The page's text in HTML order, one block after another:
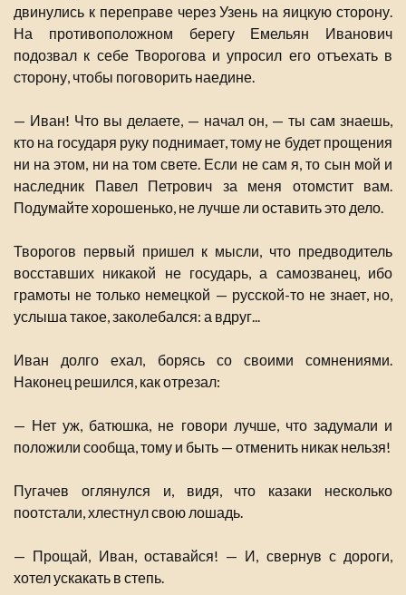
двинулись к переправе через Узень на яицкую сторону.
На противоположном берегу Емельян Иванович
подозвал к себе Творогова и упросил его отъехать в
сторону, чтобы поговорить наедине.
— Иван! Что вы делаете, — начал он, — ты сам знаешь,
кто на государя руку поднимает, тому не будет прощения
ни на этом, ни на том свете. Если не сам я, то сын мой и
наследник Павел Петрович за меня отомстит вам.
Подумайте хорошенько, не лучше ли оставить это дело.
Творогов первый пришел к мысли, что предводитель
восставших никакой не государь, а самозванец, ибо
грамоты не только немецкой — русской-то не знает, но,
услыша такое, заколебался: а вдруг...
Иван долго ехал, борясь со своими сомнениями.
Наконец решился, как отрезал:
— Нет уж, батюшка, не говори лучше, что задумали и
положили сообща, тому и быть — отменить никак нельзя!
Пугачев оглянулся и, видя, что казаки несколько
поотстали, хлестнул свою лошадь.
— Прощай, Иван, оставайся! — И, свернув с дороги,
хотел ускакать в степь.